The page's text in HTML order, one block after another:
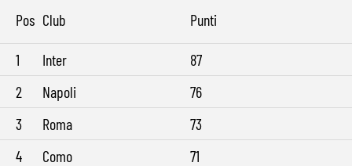
Pos Club Punti
1 Inter
87
2
Napoli
76
3
Roma
73
4
Como
71